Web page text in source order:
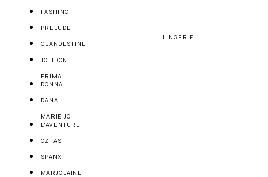
FASHINO
PRELUDE
CLANDESTINE
JOLIDON
PRIMA
DONNA
DANA
MARIE JO
L'AVENTURE
OZTAS
SPANX
MARJOLAINE
LINGERIE